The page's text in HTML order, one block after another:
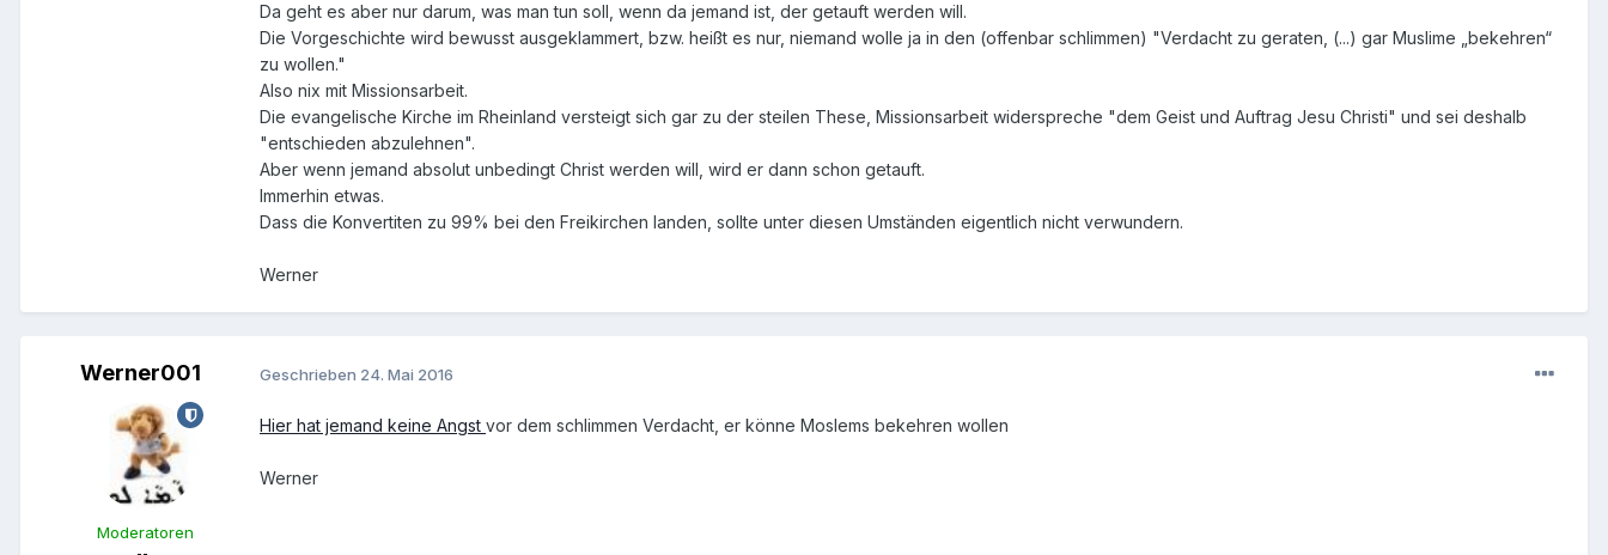
Da geht es aber nur darum, was man tun soll, wenn da jemand ist, der getauft werden will.
Die Vorgeschichte wird bewusst ausgeklammert, bzw. heißt es nur, niemand wolle ja in den (offenbar schlimmen) "Verdacht zu geraten, (...) gar Muslime „bekehren“
zu wollen."
Also nix mit Missionsarbeit.
Die evangelische Kirche im Rheinland versteigt sich gar zu der steilen These, Missionsarbeit widerspreche "dem Geist und Auftrag Jesu Christi" und sei deshalb
"entschieden abzulehnen".
Aber wenn jemand absolut unbedingt Christ werden will, wird er dann schon getauft.
Immerhin etwas.
Dass die Konvertiten zu 99% bei den Freikirchen landen, sollte unter diesen Umständen eigentlich nicht verwundern.
Werner
Werner001
Moderatoren
Geschrieben 24. Mai 2016
Hier hat jemand keine Angst vor dem schlimmen Verdacht, er könne Moslems bekehren wollen
Werner